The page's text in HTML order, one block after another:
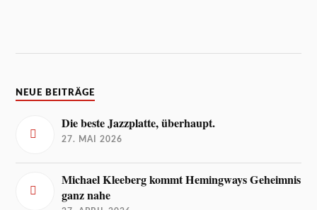
NEUE BEITRÄGE
Die beste Jazzplatte, überhaupt.
27. MAI 2026
Michael Kleeberg kommt Hemingways Geheimnis
ganz nahe